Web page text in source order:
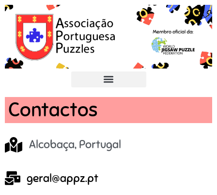
Contactos
Alcobaça, Portugal
geral@appz.pt